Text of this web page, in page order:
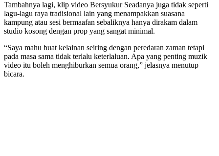
Tambahnya lagi, klip video Bersyukur Seadanya juga tidak seperti
lagu-lagu raya tradisional lain yang menampakkan suasana
kampung atau sesi bermaafan sebaliknya hanya dirakam dalam
studio kosong dengan prop yang sangat minimal.
“Saya mahu buat kelainan seiring dengan peredaran zaman tetapi
pada masa sama tidak terlalu keterlaluan. Apa yang penting muzik
video itu boleh menghiburkan semua orang,” jelasnya menutup
bicara.